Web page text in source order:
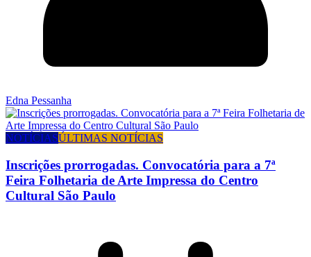
Edna Pessanha
NOTÍCIASÚLTIMAS NOTÍCIAS
Inscrições prorrogadas. Convocatória para a 7ª
Feira Folhetaria de Arte Impressa do Centro
Cultural São Paulo